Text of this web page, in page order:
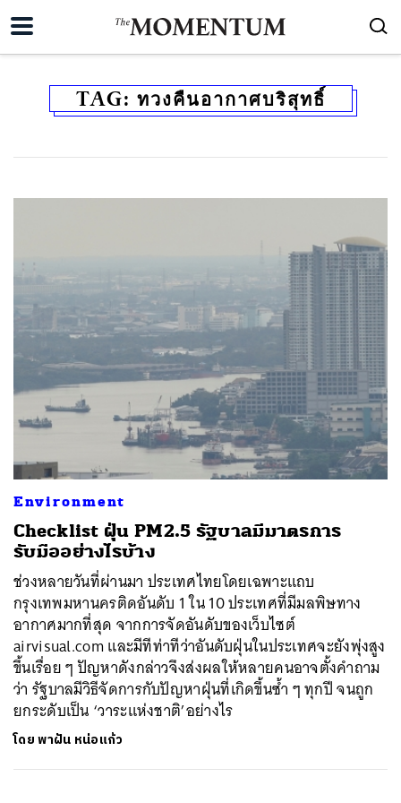
TAG: ทวงคืนอากาศบริสุทธิ์
Environment
Checklist ฝุ่น PM2.5 รัฐบาลมีมาตรการ
รับมืออย่างไรบ้าง
ช่วงหลายวันที่ผ่านมา ประเทศไทยโดยเฉพาะแถบ
กรุงเทพมหานครติดอันดับ 1 ใน 10 ประเทศที่มีมลพิษทาง
อากาศมากที่สุด จากการจัดอันดับของเว็บไซต์
airvisual.com และมีทีท่าทีว่าอันดับฝุ่นในประเทศจะยังพุ่งสูง
ขึ้นเรื่อย ๆ ปัญหาดังกล่าวจึงส่งผลให้หลายคนอาจตั้งคำถาม
ว่า รัฐบาลมีวิธีจัดการกับปัญหาฝุ่นที่เกิดขึ้นซ้ำ ๆ ทุกปี จนถูก
ยกระดับเป็น ‘วาระแห่งชาติ’อย่างไร
โดยพาฝัน หน่อแก้ว
ค้นหา
SHARE